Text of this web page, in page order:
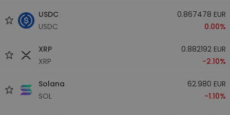
USDC
USDC
0.867478 EUR
0.00%
XRP
XRP
0.882192 EUR
-2.10%
Solana
SOL
62.980 EUR
-1.10%